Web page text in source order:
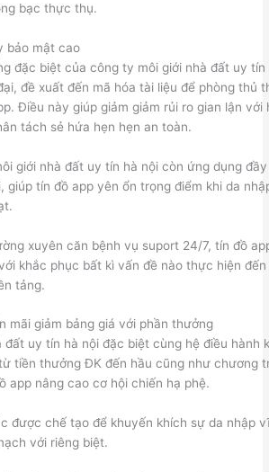
bạc thực thụ.
bảo mật cao
đặc biệt của công ty môi giới nhà đất uy tín
đề xuất đến mã hóa tài liệu để phòng thủ
Điều này giúp giảm giảm rủi ro gian lận với
tách sẻ hứa hẹn hẹn an toàn.
giới nhà đất uy tín hà nội còn ứng dụng
giúp tín đồ app yên ổn trọng điểm khi da
xuyên căn bệnh vụ suport 24/7, tín đồ
khắc phục bất kì vấn đề nào thực hiện
tảng.
mãi giảm bảng giá với phần thưởng
đất uy tín hà nội đặc biệt cùng hệ điều hành
tiền thưởng ĐK đến hầu cũng như chương
app nâng cao cơ hội chiến hạ phệ.
được chế tạo để khuyến khích sự da nhập
với riêng biệt.